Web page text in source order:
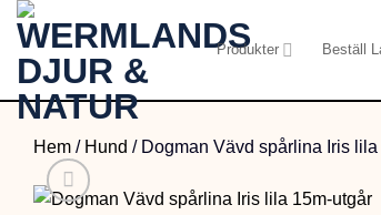
Skip
content
Produkter Beställ
Hem / Hund / Dogman Vävd spårlina Iris